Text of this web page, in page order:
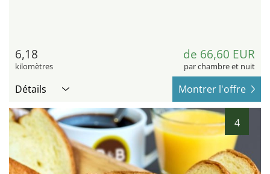
6,18
kilomètres
de 66,60 EUR
par chambre et nuit
Détails Montrer l'offre
4